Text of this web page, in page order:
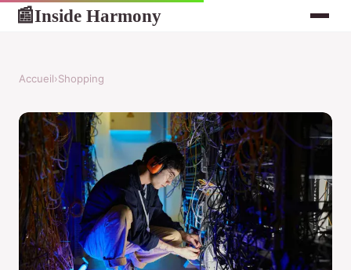
📰Inside Harmony
Accueil›Shopping